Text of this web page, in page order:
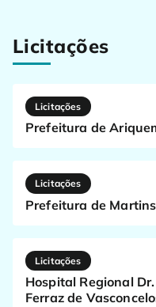
Licitações
Licitações
Prefeitura de
Licitações
Prefeitura de
Licitações
Hospital Regional
Ferraz de